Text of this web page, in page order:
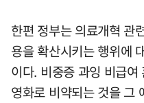
한편 정부는 의료개혁 관
용을 확산시키는 행위에
이다. 비중증 과잉 비급
영화로 비약되는 것을 그